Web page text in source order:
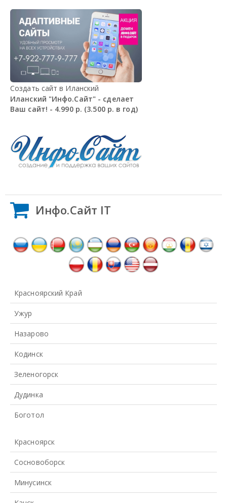
Создать сайт в Иланский
Иланский "Инфо.Сайт" - сделает
Ваш сайт! - 4.990 р. (3.500 р. в год)
Инфо.Сайт IT
Красноярский Край
Ужур
Назарово
Кодинск
Зеленогорск
Дудинка
Боготол
Красноярск
Сосновоборск
Минусинск